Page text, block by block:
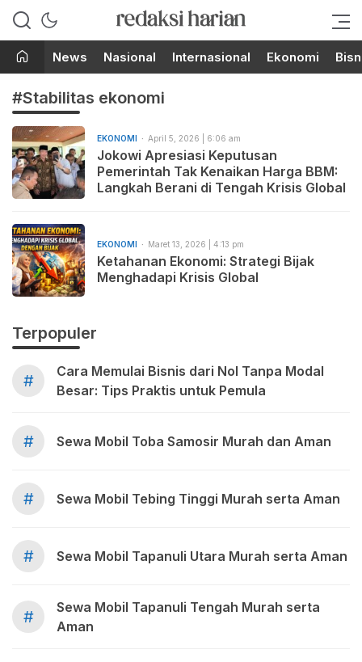
RedaksiHarian.com
Berita Terupdate dari Redaksi
News Nasional Internasional Ekonomi
#Stabilitas ekonomi
EKONOMI April 5, 2026 | 6:06 am
Jokowi Apresiasi Keputusan
Pemerintah Tak Kenaikan Harga BBM:
Langkah Berani di Tengah Krisis Global
EKONOMI Maret 13, 2026 | 4:13 pm
Ketahanan Ekonomi: Strategi Bijak
Menghadapi Krisis Global
Terpopuler
#
Cara Memulai Bisnis dari Nol Tanpa Modal
Besar: Tips Praktis untuk Pemula
# Sewa Mobil Toba Samosir Murah dan Aman
# Sewa Mobil Tebing Tinggi Murah serta Aman
# Sewa Mobil Tapanuli Utara Murah serta Aman
#
Sewa Mobil Tapanuli Tengah Murah serta
Aman